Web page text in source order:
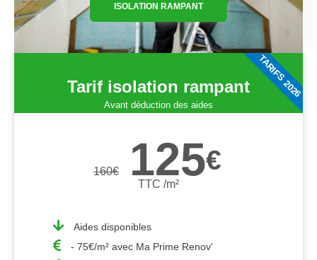
ISOLATION RAMPANT
Tarif isolation rampant
Avant déduction des aides
160€ 125€
TTC /m²
Aides disponibles
- 75€/m² avec Ma Prime Renov'
TARIFS 2026